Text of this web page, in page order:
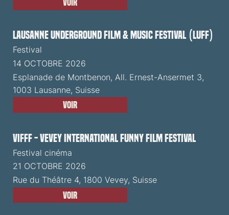
Voir
Lausanne Underground Film & Music Festival (LUFF)
Festival
14 OCTOBRE 2026
Esplanade de Montbenon, All. Ernest-Ansermet 3,
1003 Lausanne, Suisse
Voir
VIFFF - Vevey International Funny Film Festival
Festival cinéma
21 OCTOBRE 2026
Rue du Théâtre 4, 1800 Vevey, Suisse
Voir